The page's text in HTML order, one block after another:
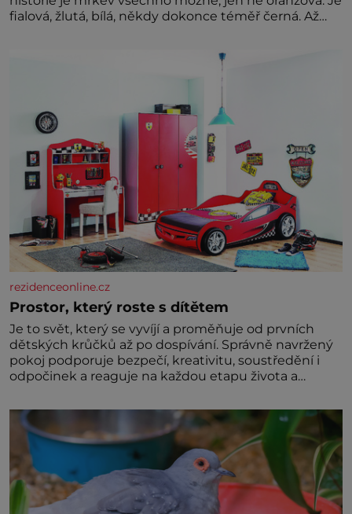
fialová, žlutá, bílá, někdy dokonce téměř černá. Až
nedokážeme představit. Její příběh je
rezidenceonline.cz
Prostor, který roste s dítětem
Je to svět, který se vyvíjí a proměňuje od prvních
dětských krůčků až po dospívání. Správně navržený
pokoj podporuje bezpečí, kreativitu, soustředění i
odpočinek a reaguje na každou etapu života a
jednoduchost, měkkost a bezpečí, proto by pokoj
miminka měl působit především klidně a útulně.
Předškolní věk je